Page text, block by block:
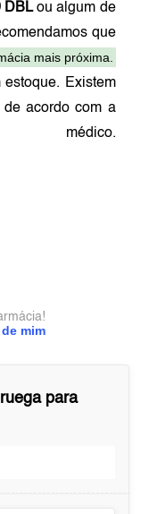
DBLou algum de
que
mais próxima.
Existem
de acordo com a
mim
para